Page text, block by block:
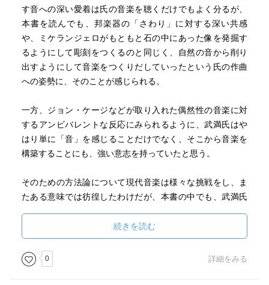
す音への深い愛着は氏の音楽を聴くだけでもよく分るが、
本書を読んでも、邦楽器の「さわり」に対する深い共感
や、ミケランジェロがもともと石の中にあった像を発掘す
るようにして彫刻をつくるのと同じく、自然の音から削り
出すようにして音楽をつくりだしていったという氏の作曲
への姿勢に、そのことが感じられる。
一方、ジョン・ケージなどが取り入れた偶然性の音楽に対
するアンビバレントな反応にみられるように、武満氏はや
はり単に「音」を感じることだけでなく、そこから音楽を
構築することにも、強い意志を持っていたと思う。
そのための方法論について現代音楽は様々な挑戦をし、ま
たある意味では彷徨したわけだが、本書の中でも、武満氏
武満氏も十二音音楽やチャンス・オペレーションといった
音楽の技法をさまざまに試みながら、最終的には旋法とい
続きを読む
0 詳細をみる